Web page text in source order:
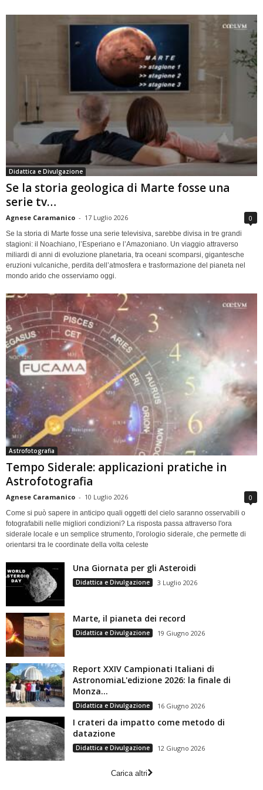
Didattica e Divulgazione
Se la storia geologica di Marte fosse una
serie tv…
Agnese Caramanico - 17 Luglio 2026 0
Se la storia di Marte fosse una serie televisiva, sarebbe divisa in tre grandi
stagioni: il Noachiano, l’Esperiano e l’Amazoniano. Un viaggio attraverso
miliardi di anni di evoluzione planetaria, tra oceani scomparsi, gigantesche
eruzioni vulcaniche, perdita dell’atmosfera e trasformazione del pianeta nel
mondo arido che osserviamo oggi.
Astrofotografia
Tempo Siderale: applicazioni pratiche in
Astrofotografia
Agnese Caramanico - 10 Luglio 2026 0
Come si può sapere in anticipo quali oggetti del cielo saranno osservabili o
fotografabili nelle migliori condizioni? La risposta passa attraverso l'ora
siderale locale e un semplice strumento, l'orologio siderale, che permette di
orientarsi tra le coordinate della volta celeste
Una Giornata per gli Asteroidi
Didattica e Divulgazione 3 Luglio 2026
Marte, il pianeta dei record
Didattica e Divulgazione 19 Giugno 2026
Report XXIV Campionati Italiani di
AstronomiaL'edizione 2026: la finale di
Monza...
Didattica e Divulgazione 16 Giugno 2026
I crateri da impatto come metodo di
datazione
Didattica e Divulgazione 12 Giugno 2026
Carica altri